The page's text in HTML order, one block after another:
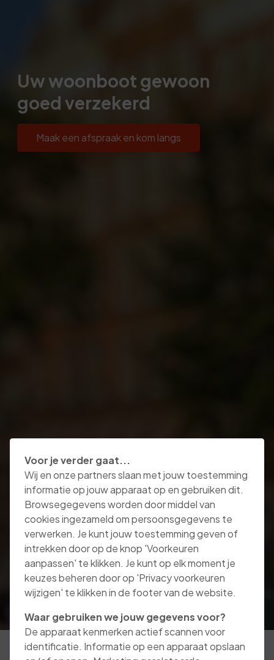
Uw woonboot gewoon
goed verzekerd
Maak een afspraak en kom langs
Voor je verder gaat...
Wij en onze partners slaan met jouw toestemming
informatie op jouw apparaat op en gebruiken dit.
Browsegegevens worden door middel van
cookies ingezameld om persoonsgegevens te
verwerken. Je kunt jouw toestemming geven of
intrekken door op de knop 'Voorkeuren
aanpassen' te klikken. Je kunt op elk moment je
keuzes beheren door op 'Privacy voorkeuren
wijzigen' te klikken in de footer van de website.
Waar gebruiken we jouw gegevens voor?
De apparaat kenmerken actief scannen voor
identificatie. Informatie op een apparaat opslaan